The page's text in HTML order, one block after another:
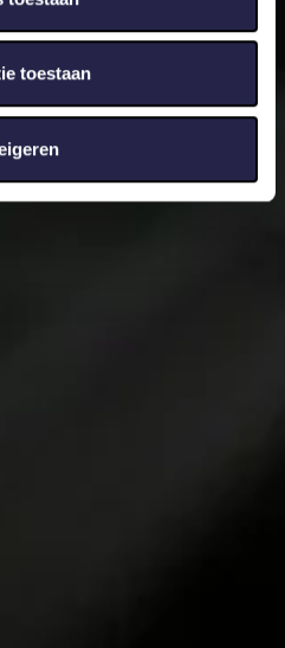
adverteren en analyse. Deze
combineren met andere
verstrekt of die ze hebben
toestaan